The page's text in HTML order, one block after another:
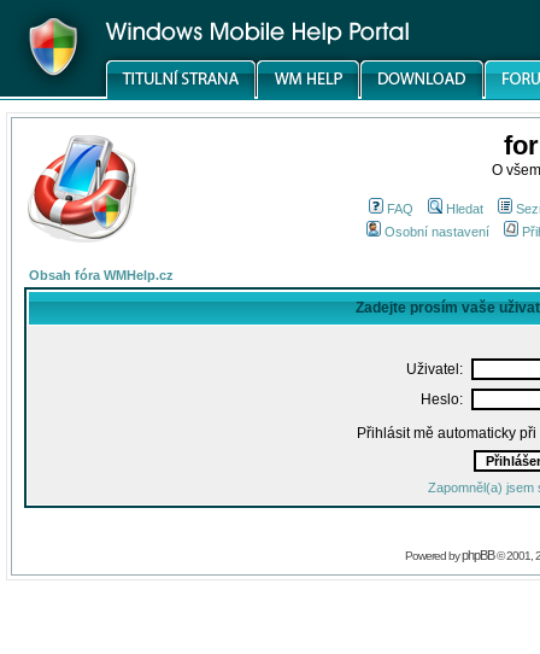
O
FAQ Hledat
Osobní nastavení
Obsah fóra WMHelp.cz
Zadejte prosím vaše
Uživatel:
Heslo:
Přihlásit mě automaticky
Zapomněl(a) jsem
Powered byphpBB© 2001,